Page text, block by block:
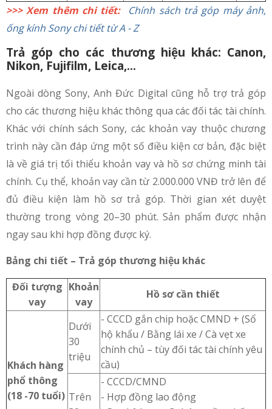
>>> Xem thêm chi tiết:
Chính sách trả góp máy ảnh,
ống kính Sony chi tiết từ A - Z
Trả góp cho các thương hiệu khác: Canon,
Nikon, Fujifilm, Leica,...
Ngoài dòng Sony, Anh Đức Digital cũng hỗ trợ trả góp
cho các thương hiệu khác thông qua các đối tác tài chính.
Khác với chính sách Sony, các khoản vay thuộc chương
trình này cần đáp ứng một số điều kiện cơ bản, đặc biệt
là về giá trị tối thiểu khoản vay và hồ sơ chứng minh tài
chính. Cụ thể, khoản vay cần từ 2.000.000 VNĐ trở lên để
đủ điều kiện làm hồ sơ trả góp. Thời gian xét duyệt
thường trong vòng 20–30 phút. Sản phẩm được nhận
ngay sau khi hợp đồng được ký.
Bảng chi tiết – Trả góp thương hiệu khác
Đối tượng
vay
Khoản
vay
Hồ sơ cần thiết
Khách hàng
phổ thông
(18 -70 tuổi)
Dưới
30
triệu
- CCCD gắn chip hoặcCMND + (Sổ
hộ khẩu / Bằng lái xe / Cà vẹt xe
chính chủ – tùy đối tác tài chính yêu
cầu)
Trên
- CCCD/CMND
- Hợp đồng lao động